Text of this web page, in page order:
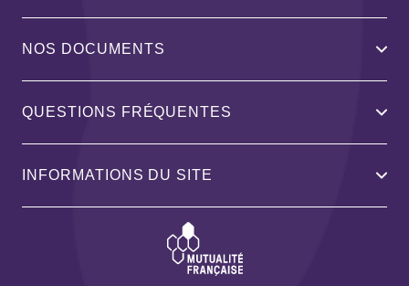
NOS DOCUMENTS
QUESTIONS FRÉQUENTES
INFORMATIONS DU SITE